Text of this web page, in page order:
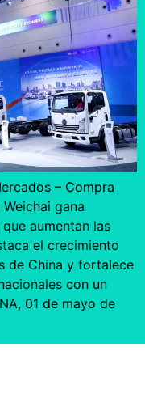
– Compra
gana
aumentan las
el crecimiento
de China y fortalece
con un
01 de mayo de